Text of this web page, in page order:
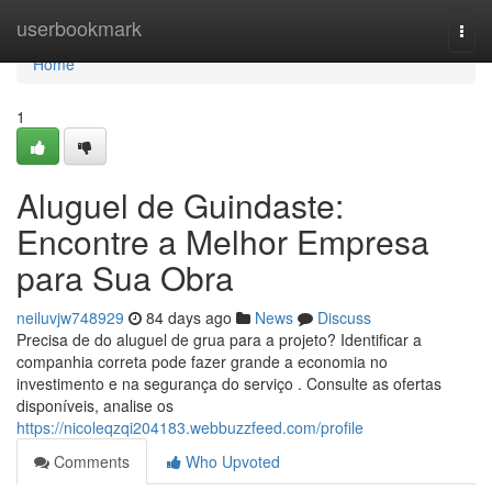
userbookmark
Home
Home
1
Aluguel de Guindaste:
Encontre a Melhor Empresa
para Sua Obra
neiluvjw748929 84 days ago News
Discuss
Precisa de do aluguel de grua para a projeto? Identificar a
companhia correta pode fazer grande a economia no
investimento e na segurança do serviço . Consulte as ofertas
disponíveis, analise os
https://nicoleqzqi204183.webbuzzfeed.com/profile
Comments
Who Upvoted